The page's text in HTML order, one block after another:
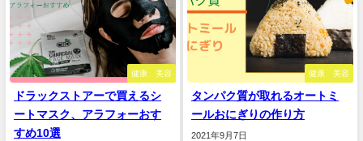
健康 美容
ドラックストアーで買えるシ
ートマスク、アラフォーおす
すめ10選
健康 美容
タンパク質が取れるオートミ
ールおにぎりの作り方
2021年9月7日